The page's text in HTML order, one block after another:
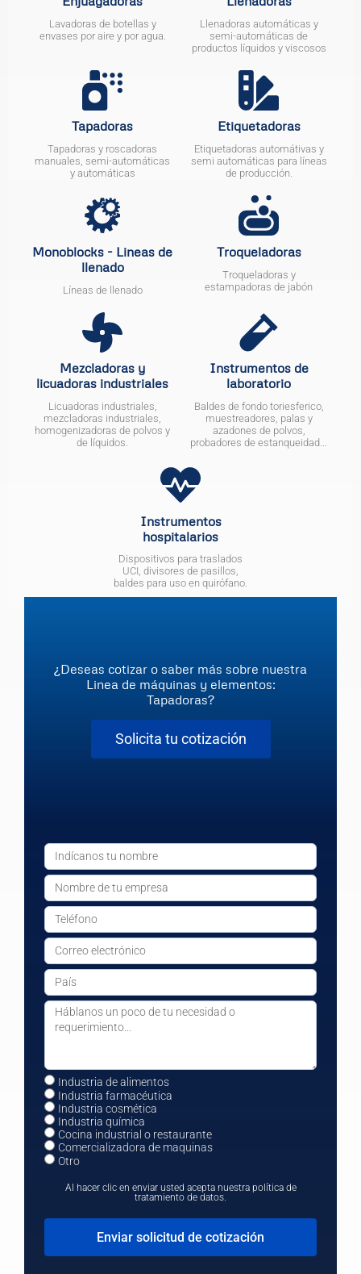
Lavadoras de botellas y
envases por aire y por agua.
Llenadoras automáticas y
semi-automáticas de
productos líquidos y viscosos
Tapadoras
Tapadoras y roscadoras
manuales, semi-automáticas
y automáticas
Etiquetadoras
Etiquetadoras automátivas y
semi automáticas para líneas
de producción.
Monoblocks - Lineas de
llenado
Líneas de llenado
Troqueladoras
Troqueladoras y
estampadoras de jabón
Mezcladoras y
licuadoras industriales
Licuadoras industriales,
mezcladoras industriales,
homogenizadoras de polvos y
de líquidos.
Instrumentos de
laboratorio
Baldes de fondo toriesferico,
muestreadores, palas y
azadones de polvos,
probadores de estanqueidad...
Instrumentos
hospitalarios
Dispositivos para traslados
UCI, divisores de pasillos,
baldes para uso en quirófano.
¿Deseas cotizar o saber más sobre nuestra
Linea de máquinas y elementos:
Tapadoras?
Solicita tu cotización
Industria de alimentos
Industria farmacéutica
Industria cosmética
Industria química
Cocina industrial o restaurante
Comercializadora de maquinas
Otro
Al hacer clic en enviar usted acepta nuestra política de
tratamiento de datos.
Enviar solicitud de cotización